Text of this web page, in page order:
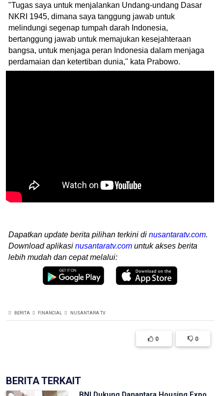
"Tugas saya untuk menjalankan Undang-undang Dasar
NKRI 1945, dimana saya tanggung jawab untuk
melindungi segenap tumpah darah Indonesia,
bertanggung jawab untuk memajukan kesejahteraan
bangsa, untuk menjaga peran Indonesia dalam menjaga
perdamaian dan ketertiban dunia," kata Prabowo.
Dapatkan update berita pilihan terkini di nusantaratv.com.
Download aplikasi nusantaratv.com untuk akses berita
lebih mudah dan cepat melalui:
BERITA FINANCIAL NUSANTARA TV
0 0
BERITA TERKAIT